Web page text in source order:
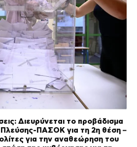
Διευρύνεται το προβάδισμα
ΠΑΣΟΚ για τη 2η θέση –
για την αναθεώρηση του